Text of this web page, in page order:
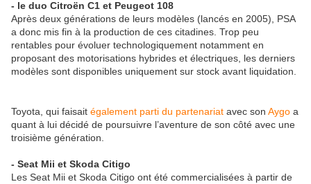
- le duo Citroën C1 et Peugeot 108
Après deux générations de leurs modèles (lancés en 2005), PSA
a donc mis fin à la production de ces citadines. Trop peu
rentables pour évoluer technologiquement notamment en
proposant des motorisations hybrides et électriques, les derniers
modèles sont disponibles uniquement sur stock avant liquidation.
Toyota, qui faisait également parti du partenariat avec son Aygo a
quant à lui décidé de poursuivre l’aventure de son côté avec une
troisième génération.
- Seat Mii et Skoda Citigo
Les Seat Mii et Skoda Citigo ont été commercialisées à partir de